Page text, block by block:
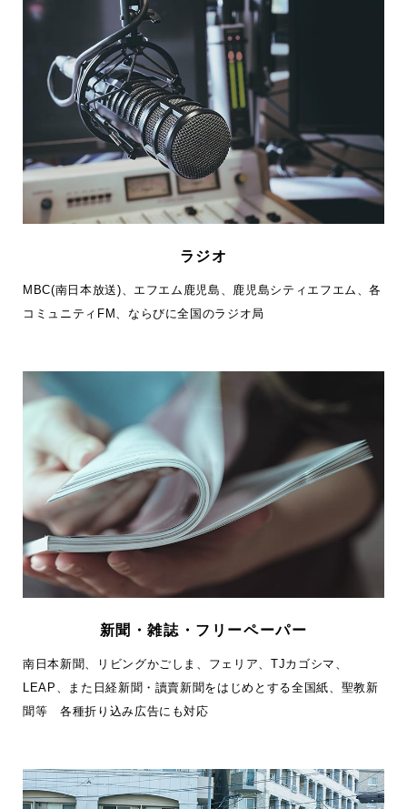
ラジオ
MBC(南日本放送)、エフエム鹿児島、鹿児島シティエフエム、各
コミュニティFM、ならびに全国のラジオ局
新聞・雑誌・フリーペーパー
南日本新聞、リビングかごしま、フェリア、TJカゴシマ、
LEAP、また日経新聞・讀賣新聞をはじめとする全国紙、聖教新
聞等 各種折り込み広告にも対応